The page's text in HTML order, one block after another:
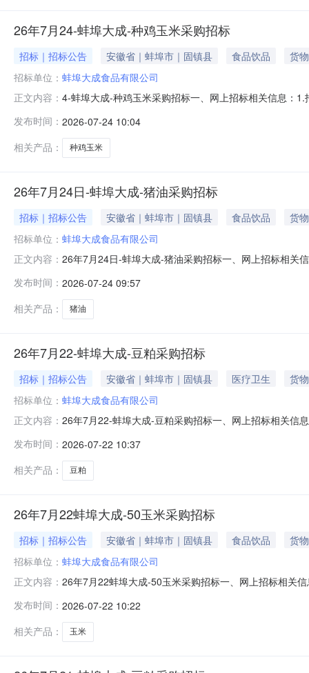
26年7月24-蚌埠大成-种鸡玉米采购招标
招标｜招标公告 安徽省｜蚌埠市｜固镇县 食品饮品
货物
招标单位： 蚌埠大成食品有限公司
正文内容： 4-蚌埠大成-种鸡玉米采购招标一、网上招标相关信息：
交货地点：安徽省蚌埠市固镇县连城镇蚌埠大成食品有
发布时间： 2026-07-24 10:04
相关产品：
种鸡玉米
26年7月24日-蚌埠大成-猪油采购招标
招标｜招标公告 安徽省｜蚌埠市｜固镇县 食品饮品
货物
招标单位： 蚌埠大成食品有限公司
正文内容： 26年7月24日-蚌埠大成-猪油采购招标一、网上招标相关
食品有限公司智慧饲料厂5.投标资格：大成集团合格供
发布时间： 2026-07-24 09:57
相关产品：
猪油
26年7月22-蚌埠大成-豆粕采购招标
招标｜招标公告 安徽省｜蚌埠市｜固镇县 医疗卫生
货物
招标单位： 蚌埠大成食品有限公司
正文内容： 26年7月22-蚌埠大成-豆粕采购招标一、网上招标相关信
货时间2025年8月1日-8月15日2.招标时间：2025年7月
发布时间： 2026-07-22 10:37
相关产品：
豆粕
26年7月22蚌埠大成-50玉米采购招标
招标｜招标公告 安徽省｜蚌埠市｜固镇县 食品饮品
货物
招标单位： 蚌埠大成食品有限公司
正文内容： 26年7月22蚌埠大成-50玉米采购招标一、网上招标相关
3.招标方式：网上交易平台https://www.gc-zb.com.cn4.
发布时间： 2026-07-22 10:22
相关产品：
玉米